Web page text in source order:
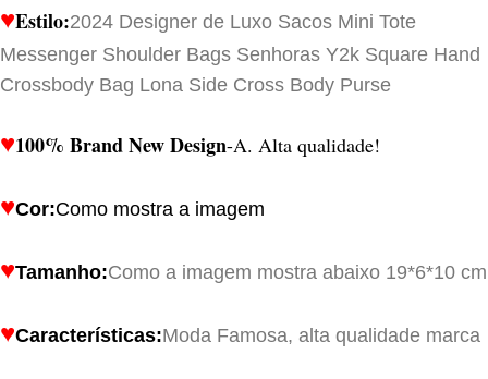
♥Estilo:2024 Designer de Luxo Sacos Mini Tote
Messenger Shoulder Bags Senhoras Y2k Square Hand
Crossbody Bag Lona Side Cross Body Purse
♥100% Brand New Design-A. Alta qualidade!
♥Cor:Como mostra a imagem
♥Tamanho:Como a imagem mostra abaixo 19*6*10 cm
♥Características:Moda Famosa, alta qualidade marca